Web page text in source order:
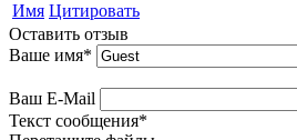
Имя Цитировать
Оставить отзыв
Ваше имя*
Ваш E-Mail
Текст сообщения*